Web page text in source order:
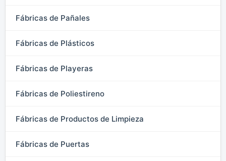
Fábricas de Pañales
Fábricas de Plásticos
Fábricas de Playeras
Fábricas de Poliestireno
Fábricas de Productos de Limpieza
Fábricas de Puertas